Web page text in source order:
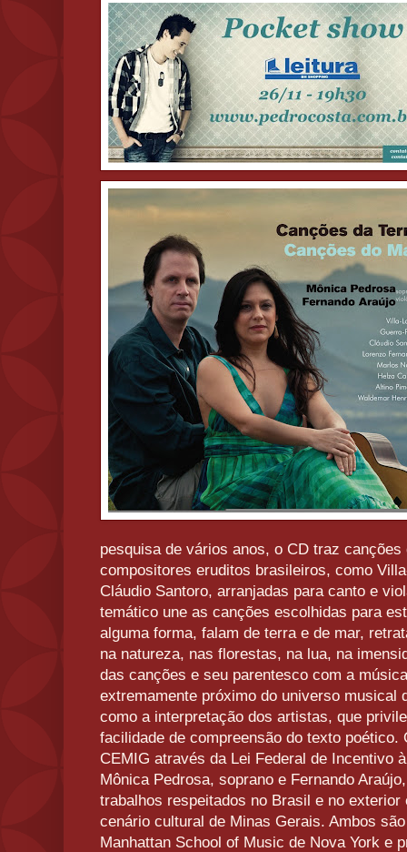
pesquisa de vários anos, o CD traz
compositores eruditos brasileiros, como
Cláudio Santoro, arranjadas para canto e
temático une as canções escolhidas para
alguma forma, falam de terra e de mar,
na natureza, nas florestas, na lua, na
das canções e seu parentesco com a
extremamente próximo do universo musical
como a interpretação dos artistas, que
facilidade de compreensão do texto poético.
CEMIG através da Lei Federal de Incentivo
Mônica Pedrosa, soprano e Fernando
trabalhos respeitados no Brasil e no
cenário cultural de Minas Gerais. Ambos
Manhattan School of Music de Nova York e